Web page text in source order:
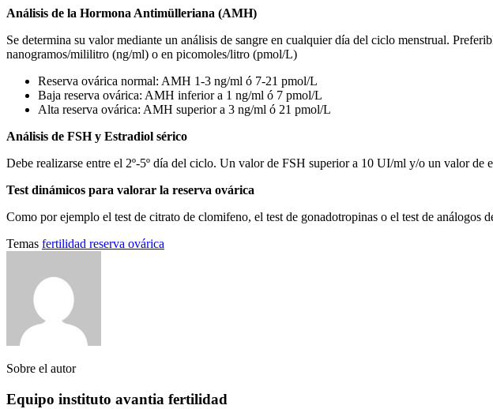
Análisis de la Hormona Antimülleriana (AMH)
Se determina su valor mediante un análisis de sangre en cualquier día del ciclo menstrual.
nanogramos/mililitro (ng/ml) o en picomoles/litro (pmol/L)
Reserva ovárica normal: AMH 1-3 ng/ml ó 7-21 pmol/L
Baja reserva ovárica: AMH inferior a 1 ng/ml ó 7 pmol/L
Alta reserva ovárica: AMH superior a 3 ng/ml ó 21 pmol/L
Análisis de FSH y Estradiol sérico
Debe realizarse entre el 2º-5º día del ciclo. Un valor de FSH superior a 10 UI/ml y/o un valor de
Test dinámicos para valorar la reserva ovárica
Como por ejemplo el test de citrato de clomifeno, el test de gonadotropinas o el test de análogos
Temas fertilidad reserva ovárica
Sobre el autor
Equipo instituto avantia fertilidad